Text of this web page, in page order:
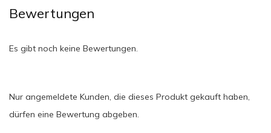
Bewertungen
Es gibt noch keine Bewertungen.
Nur angemeldete Kunden, die dieses Produkt gekauft haben,
dürfen eine Bewertung abgeben.